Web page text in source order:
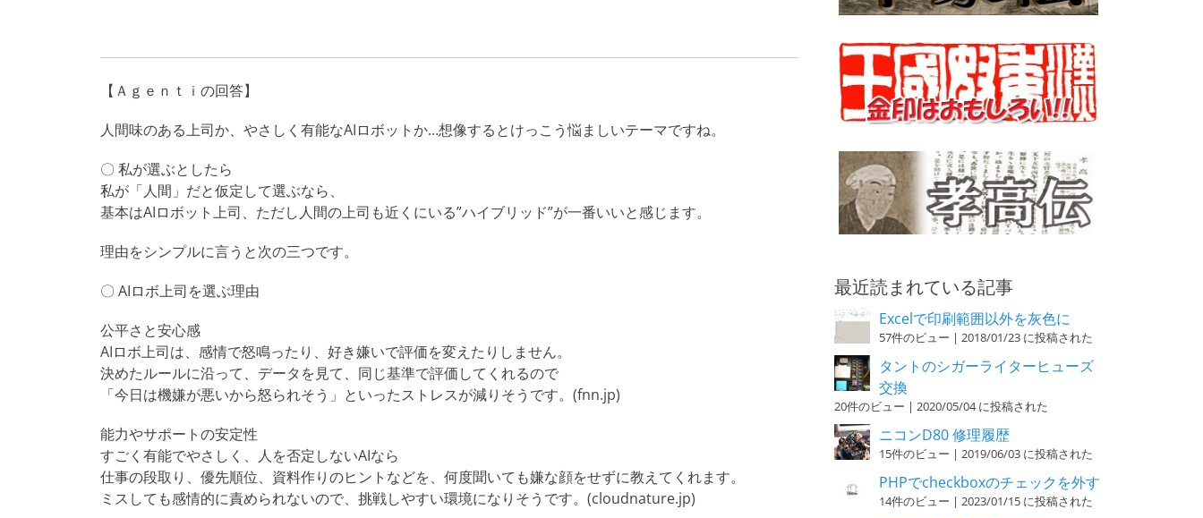
【Ａｇｅｎｔｉの回答】
人間味のある上司か、やさしく有能なAIロボットか…想像するとけっこう悩ましいテーマですね。
〇 私が選ぶとしたら
私が「人間」だと仮定して選ぶなら、
基本はAIロボット上司、ただし人間の上司も近くにいる”ハイブリッド”が一番いいと感じます。
理由をシンプルに言うと次の三つです。
〇 AIロボ上司を選ぶ理由
公平さと安心感
AIロボ上司は、感情で怒鳴ったり、好き嫌いで評価を変えたりしません。
決めたルールに沿って、データを見て、同じ基準で評価してくれるので
「今日は機嫌が悪いから怒られそう」といったストレスが減りそうです。(fnn.jp)
能力やサポートの安定性
すごく有能でやさしく、人を否定しないAIなら
仕事の段取り、優先順位、資料作りのヒントなどを、何度聞いても嫌な顔をせずに教えてくれます。
ミスしても感情的に責められないので、挑戦しやすい環境になりそうです。(cloudnature.jp)
最近読まれている記事
Excelで印刷範囲以外を灰色に
57件のビュー | 2018/01/23 に投稿された
タントのシガーライターヒューズ
交換
20件のビュー | 2020/05/04 に投稿された
ニコンD80 修理履歴
15件のビュー | 2019/06/03 に投稿された
PHPでcheckboxのチェックを外す
14件のビュー | 2023/01/15 に投稿された